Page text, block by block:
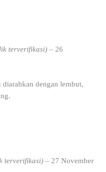
terverifikasi) – 26
diarahkan dengan lembut,
terverifikasi) – 27 November